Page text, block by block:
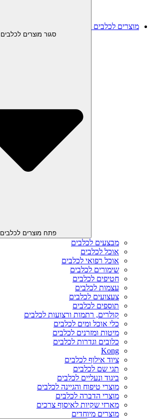
מוצרים לכלבים
סגור מוצרים לכלבים
פתח מוצרים לכלבים
מבצעים לכלבים
אוכל לכלבים
אוכל רפואי לכלבים
שימורים לכלבים
חטיפים לכלבים
עצמות לכלבים
צעצועים לכלבים
תוספים לכלבים
קולרים, רתמות ורצועות לכלבים
כלי אוכל ומים לכלבים
מיטות ומזרנים לכלבים
כלובים וגדרות לכלבים
Kong
ציוד אילוף לכלבים
תגי שם לכלבים
ביגוד ונעליים לכלבים
מוצרי טיפוח והגיינה לכלבים
מוצרי הדברה לכלבים
מארזי שקיות לאיסוף צרכים
מוצרים מיוחדים